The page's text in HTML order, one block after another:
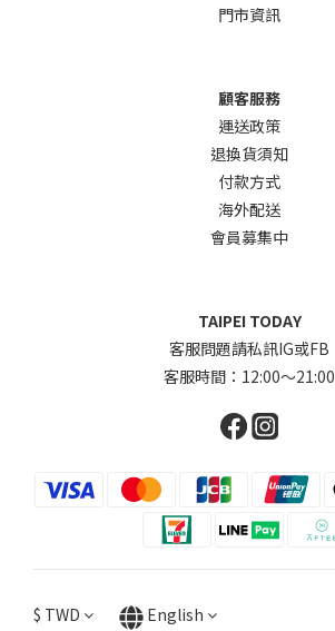
門市資訊
顧客服務
運送政策
退換貨須知
付款方式
海外配送
會員募集中
TAIPEI TODAY
客服問題請私訊IG或FB
客服時間：12:00～21:00
$ TWD English